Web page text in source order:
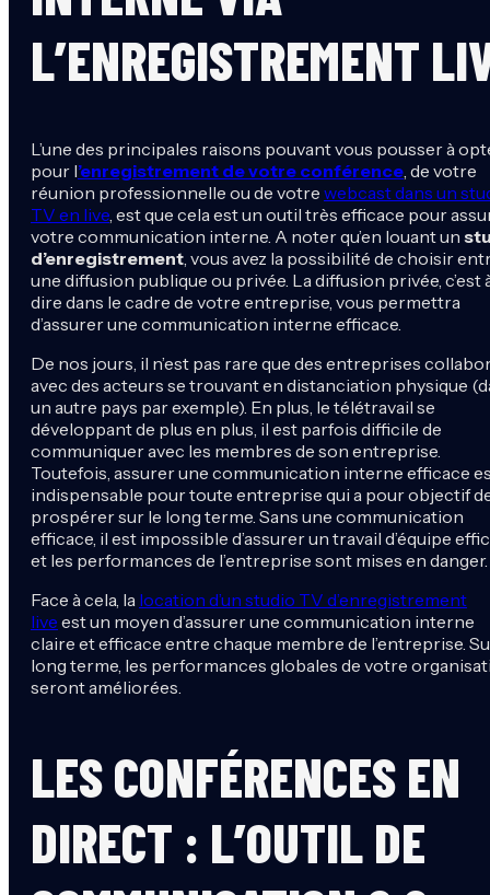
L’ENREGISTREMENT
L’une des principales raisons pouvant vous pousser à
pour l’enregistrement de votre conférence , de votre
réunion professionnelle ou de votre webcast dans un
TV en live , est que cela est un outil très efficace pour
votre communication interne. A noter qu’en louant un
d’enregistrement , vous avez la possibilité de choisir
une diffusion publique ou privée. La diffusion privée, c’est
dire dans le cadre de votre entreprise, vous permettra
d’assurer une communication interne efficace.
De nos jours, il n’est pas rare que des entreprises
avec des acteurs se trouvant en distanciation physique
un autre pays par exemple). En plus, le télétravail se
développant de plus en plus, il est parfois difficile de
communiquer avec les membres de son entreprise.
Toutefois, assurer une communication interne efficace
indispensable pour toute entreprise qui a pour objectif
prospérer sur le long terme. Sans une communication
efficace, il est impossible d’assurer un travail d’équipe
et les performances de l’entreprise sont mises en danger.
Face à cela, la location d’un studio TV d’enregistrement
live est un moyen d’assurer une communication interne
claire et efficace entre chaque membre de l’entreprise.
long terme, les performances globales de votre
seront améliorées.
LES CONFÉRENCES EN
DIRECT : L’OUTIL DE